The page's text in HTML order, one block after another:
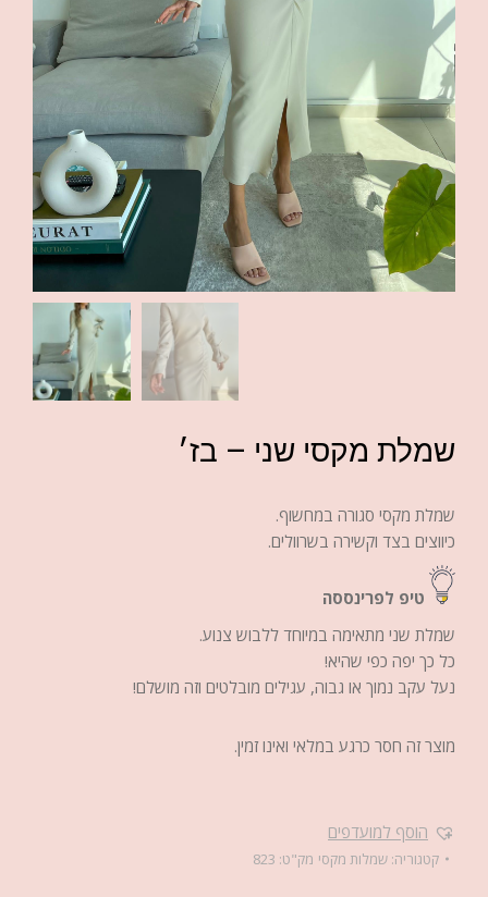
שמלת מקסי שני – בז׳
שמלת מקסי סגורה במחשוף.
כיווצים בצד וקשירה בשרוולים.
טיפ לפרינססה
שמלת שני מתאימה במיוחד ללבוש צנוע.
כל כך יפה כפי שהיא!
נעל עקב נמוך או גבוה, עגילים מובלטים וזה מושלם!
מוצר זה חסר כרגע במלאי ואינו זמין.
הוסף למועדפים
קטגוריה: שמלות מקסי מק"ט: 823